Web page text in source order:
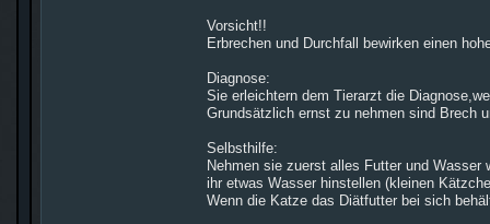
Vorsicht!!
Erbrechen und Durchfall bewirken einen
Diagnose:
Sie erleichtern dem Tierarzt die
Grundsätzlich ernst zu nehmen sind Brech
Selbsthilfe:
Nehmen sie zuerst alles Futter und
ihr etwas Wasser hinstellen (kleinen
Wenn die Katze das Diätfutter bei sich